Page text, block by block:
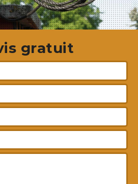
gratuit